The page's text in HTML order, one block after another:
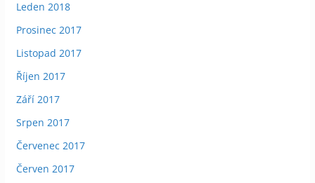
Leden 2018
Prosinec 2017
Listopad 2017
Říjen 2017
Září 2017
Srpen 2017
Červenec 2017
Červen 2017